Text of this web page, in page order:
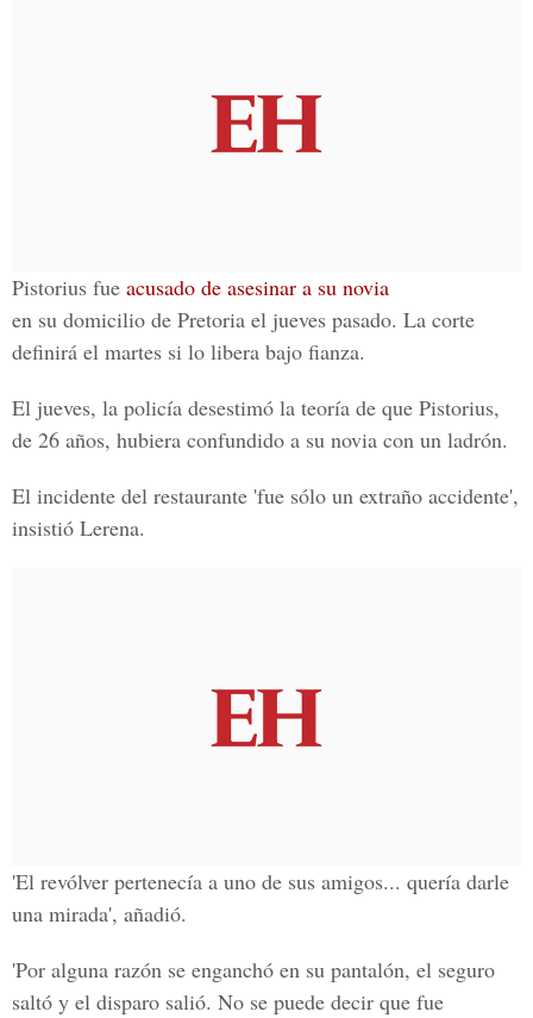
Pistorius fue acusado de asesinar a su novia
en su domicilio de Pretoria el jueves pasado. La corte
definirá el martes si lo libera bajo fianza.
El jueves, la policía desestimó la teoría de que Pistorius,
de 26 años, hubiera confundido a su novia con un ladrón.
El incidente del restaurante 'fue sólo un extraño accidente',
insistió Lerena.
'El revólver pertenecía a uno de sus amigos... quería darle
una mirada', añadió.
'Por alguna razón se enganchó en su pantalón, el seguro
saltó y el disparo salió. No se puede decir que fue